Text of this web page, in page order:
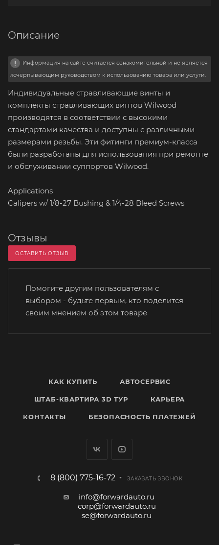
Описание
Информация на сайте считается ознакомительной и не является
исчерпывающим руководством к использованию товара или услуги.
Индивидуальные стравливающие винты и
комплекты стравливающих винтов Wilwood
производятся в соответствии с высокими
стандартами качества и доступны с различными
размерами резьбы. Эти фитинги премиум-класса
были разработаны для использования при ремонте
и обслуживании суппортов Wilwood.
Applications
Calipers w/ 1/8-27 Bushing & 1/4-28 Bleed Screws
Отзывы
ОСТАВИТЬ ОТЗЫВ
Помогите другим пользователям с
выбором - будьте первым, кто поделится
своим мнением об этом товаре
КАК КУПИТЬ АВТОСЕРВИС
ШТАБ-КВАРТИРА 3D ТУР КАРЬЕРА
КОНТАКТЫ БЕЗОПАСНОСТЬ ПЛАТЕЖЕЙ
8 (800) 775-16-72 ЗАКАЗАТЬ ЗВОНОК
info@forwardauto.ru
corp@forwardauto.ru
se@forwardauto.ru